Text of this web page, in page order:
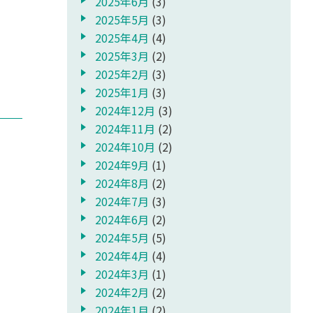
2025年5月 (3)
2025年4月 (4)
2025年3月 (2)
2025年2月 (3)
2025年1月 (3)
2024年12月 (3)
2024年11月 (2)
2024年10月 (2)
2024年9月 (1)
2024年8月 (2)
2024年7月 (3)
2024年6月 (2)
2024年5月 (5)
2024年4月 (4)
2024年3月 (1)
2024年2月 (2)